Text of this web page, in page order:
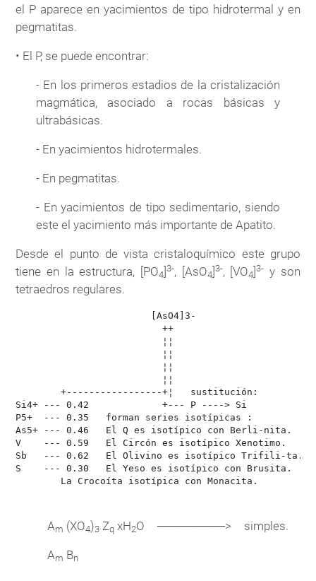
el P aparece en yacimientos de tipo hidrotermal y en
pegmatitas.
• El P, se puede encontrar:
- En los primeros estadios de la cristalización
magmática, asociado a rocas básicas y
ultrabásicas.
- En yacimientos hidrotermales.
- En pegmatitas.
- En yacimientos de tipo sedimentario, siendo
este el yacimiento más importante de Apatito.
Desde el punto de vista cristaloquímico este grupo
tiene en la estructura, [PO4
3-, [AsO4
3-, [VO4 ]3- y son
tetraedros regulares.
                        [AsO4]3-
                          ++
                          ¦¦
                          ¦¦
                          ¦¦
                          ¦¦
        +-----------------+¦   sustitución:
Si4+ --- 0.42             +--- P ----> Si
P5+  --- 0.35	forman series isotípicas :
As5+ --- 0.46	El Q es isotípico con Berli-nita.
V    --- 0.59	El Circón es isotípico Xenotimo.
Sb   --- 0.62	El Olivino es isotípico Trifili-ta.
S    --- 0.30	El Yeso es isotípico con Brusita.
Am (XO4)3ZqxH2O ────────> simples.
Am Bn